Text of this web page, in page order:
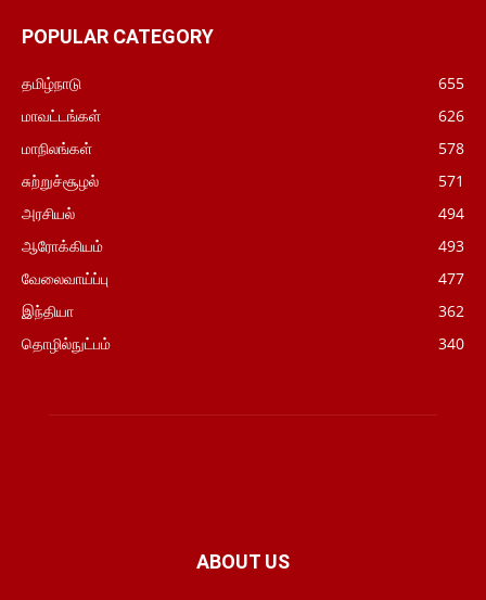
POPULAR CATEGORY
தமிழ்நாடு
655
மாவட்டங்கள்
626
மாநிலங்கள்
578
சுற்றுச்சூழல்
571
அரசியல்
494
ஆரோக்கியம்
493
வேலைவாய்ப்பு
477
இந்தியா
362
தொழில்நுட்பம்
340
ABOUT US